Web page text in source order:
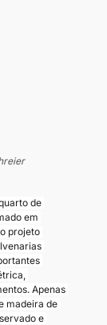
de
em
projeto
Apenas
madeira de
e